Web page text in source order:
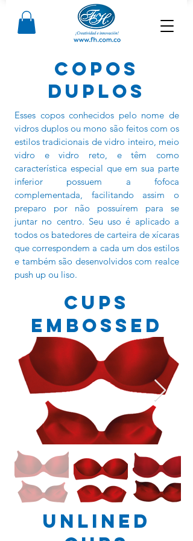
COPOS
DUPLOS
Esses copos conhecidos pelo nome de
vidros duplos ou mono são feitos com os
estilos tradicionais de vidro inteiro, meio
vidro e vidro reto, e têm como
característica especial que em sua parte
inferior possuem a fofoca
complementada, facilitando assim o
preparo por não possuírem para se
juntar no centro. Seu uso é aplicado a
todos os batedores de carteira de xícaras
que correspondem a cada um dos estilos
e também são desenvolvidos com realce
push up ou liso.
CUPS
EMBOSSED
UNLINED